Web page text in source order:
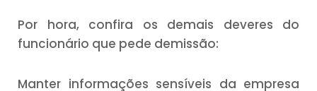
Por hora, confira os demais deveres do
funcionário que pede demissão:
Manter informações sensíveis da empresa